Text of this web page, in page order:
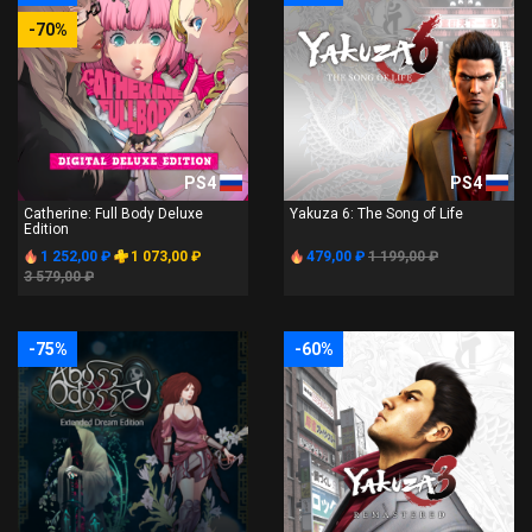
-70%
PS4
Catherine: Full Body Deluxe
Edition
1 252,00 ₽
1 073,00 ₽
3 579,00 ₽
PS4
Yakuza 6: The Song of Life
479,00 ₽ 1 199,00 ₽
-75% -60%